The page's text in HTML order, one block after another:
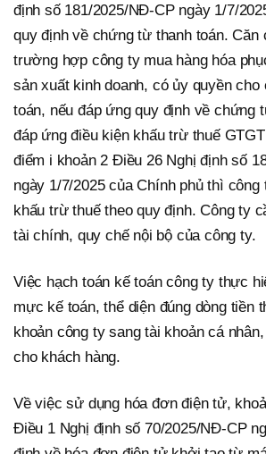
định số 181/2025/NĐ-CP ngày 1/7/
quy định về chứng từ thanh toán. Căn
trường hợp công ty mua hàng hóa
sản xuất kinh doanh, có ủy quyền cho
toán, nếu đáp ứng quy định về chứng
đáp ứng điều kiện khấu trừ thuế
điểm i khoản 2 Điều 26 Nghị định số
ngày 1/7/2025 của Chính phủ thì
khấu trừ thuế theo quy định. Công ty
tài chính, quy chế nội bộ của công ty.
Việc hạch toán kế toán công ty thực
mực kế toán, thể diện đúng dòng tiền
khoản công ty sang tài khoản cá
cho khách hàng.
Về việc sử dụng hóa đơn điện tử,
Điều 1 Nghị định số 70/2025/NĐ-CP